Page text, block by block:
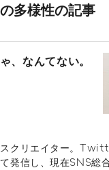
多様性の記事
、なんてない。
スクリエイター。
発信し、現在SNS総